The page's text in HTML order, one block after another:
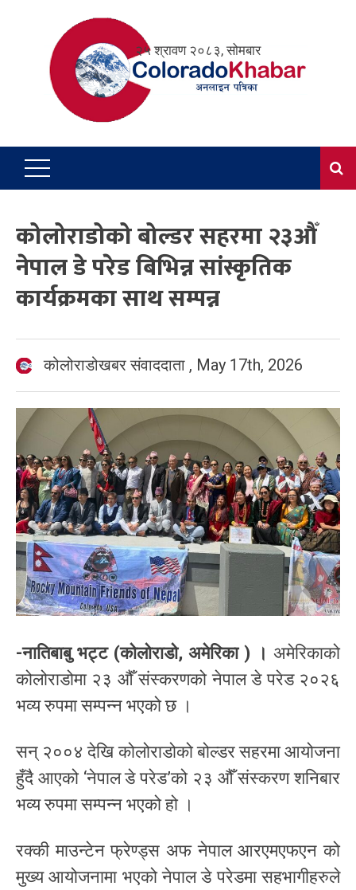
२५ श्रावण २०८३, सोमबार
कोलोराडोको बोल्डर सहरमा २३औँ
नेपाल डे परेड बिभिन्न सांस्कृतिक
कार्यक्रमका साथ सम्पन्न
कोलोराडोखबर संवाददाता , May 17th, 2026
-नातिबाबु भट्ट (कोलोराडो, अमेरिका ) । अमेरिकाको
कोलोराडोमा २३ औँ संस्करणको नेपाल डे परेड २०२६
भव्य रुपमा सम्पन्न भएको छ ।
सन् २००४ देखि कोलोराडोको बोल्डर सहरमा आयोजना
हुँदै आएको ‘नेपाल डे परेड’को २३ औँ संस्करण शनिबार
भव्य रुपमा सम्पन्न भएको हो ।
रक्की माउन्टेन फ्रेण्ड्स अफ नेपाल आरएमएफएन को
मुख्य आयोजनामा भएको नेपाल डे परेडमा सहभागीहरुले